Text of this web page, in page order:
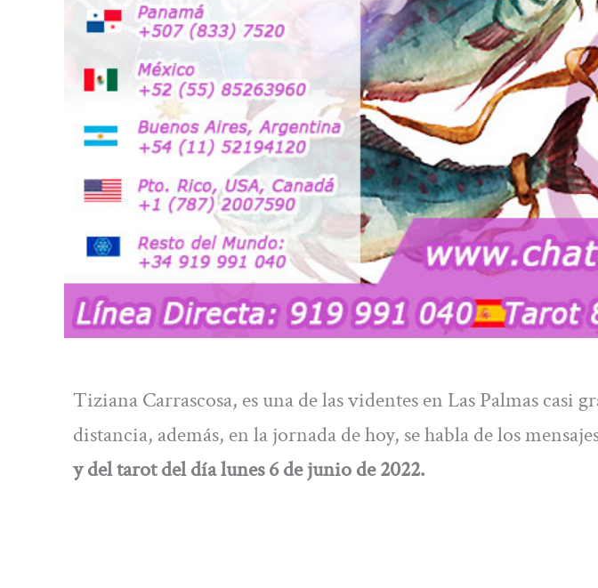
Tiziana Carrascosa, es una de las videntes en Las Palmas casi
distancia, además, en la jornada de hoy, se habla de los
y del tarot del día lunes 6 de junio de 2022.